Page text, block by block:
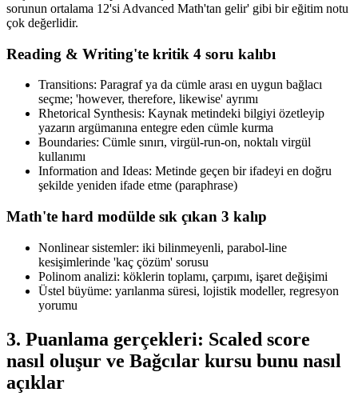
sorunun ortalama 12'si Advanced Math'tan gelir' gibi bir eğitim notu
çok değerlidir.
Reading & Writing'te kritik 4 soru kalıbı
Transitions: Paragraf ya da cümle arası en uygun bağlacı
seçme; 'however, therefore, likewise' ayrımı
Rhetorical Synthesis: Kaynak metindeki bilgiyi özetleyip
yazarın argümanına entegre eden cümle kurma
Boundaries: Cümle sınırı, virgül-run-on, noktalı virgül
kullanımı
Information and Ideas: Metinde geçen bir ifadeyi en doğru
şekilde yeniden ifade etme (paraphrase)
Math'te hard modülde sık çıkan 3 kalıp
Nonlinear sistemler: iki bilinmeyenli, parabol-line
kesişimlerinde 'kaç çözüm' sorusu
Polinom analizi: köklerin toplamı, çarpımı, işaret değişimi
Üstel büyüme: yarılanma süresi, lojistik modeller, regresyon
yorumu
3. Puanlama gerçekleri: Scaled score
nasıl oluşur ve Bağcılar kursu bunu nasıl
açıklar